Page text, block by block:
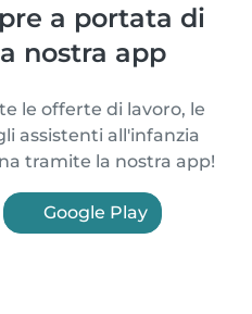
a portata di
nostra app
le offerte di lavoro, le
assistenti all'infanzia
tramite la nostra app!
Google Play